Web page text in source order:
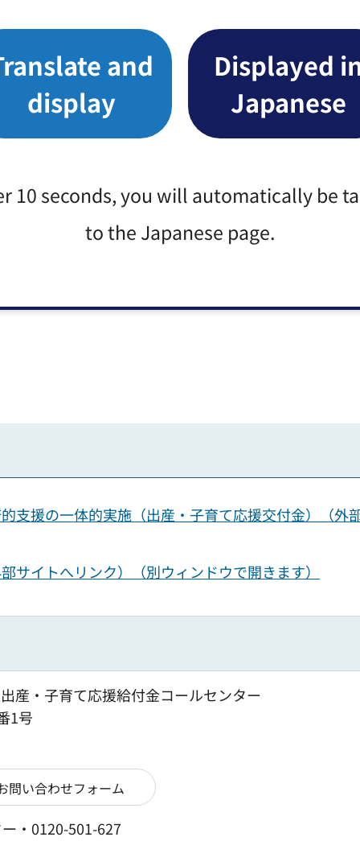
and
display
Displayed
Japanese
10 seconds, you will automatically be
to the Japanese page.
令和7年4月下旬から5月上旬頃にご案内をお送りしま
産応援給付金（「妊婦のための支援給付」）の申請は
支援の一体的実施（出産・子育て応援交付金）（外
サイトへリンク）（別ウィンドウで開きます）
産・子育て応援給付金コールセンター
1号
・0120-501-627